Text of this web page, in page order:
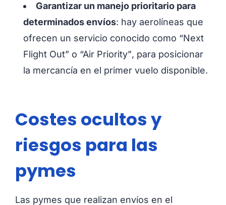
Garantizar un manejo prioritario para
determinados envíos: hay aerolíneas que
ofrecen un servicio conocido como “Next
Flight Out” o “Air Priority”, para posicionar
la mercancía en el primer vuelo disponible.
Costes ocultos y
riesgos para las
pymes
Las pymes que realizan envíos en el